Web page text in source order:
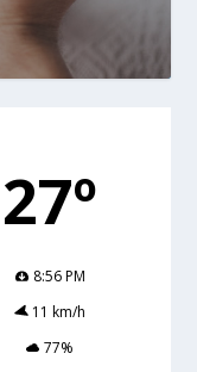
27º
8:56 PM
11 km/h
77%